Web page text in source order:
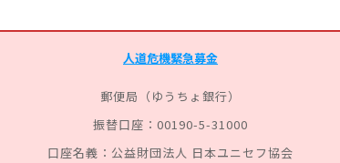
人道危機緊急募金
郵便局（ゆうちょ銀行）
振替口座：00190-5-31000
口座名義：公益財団法人 日本ユニセフ協会